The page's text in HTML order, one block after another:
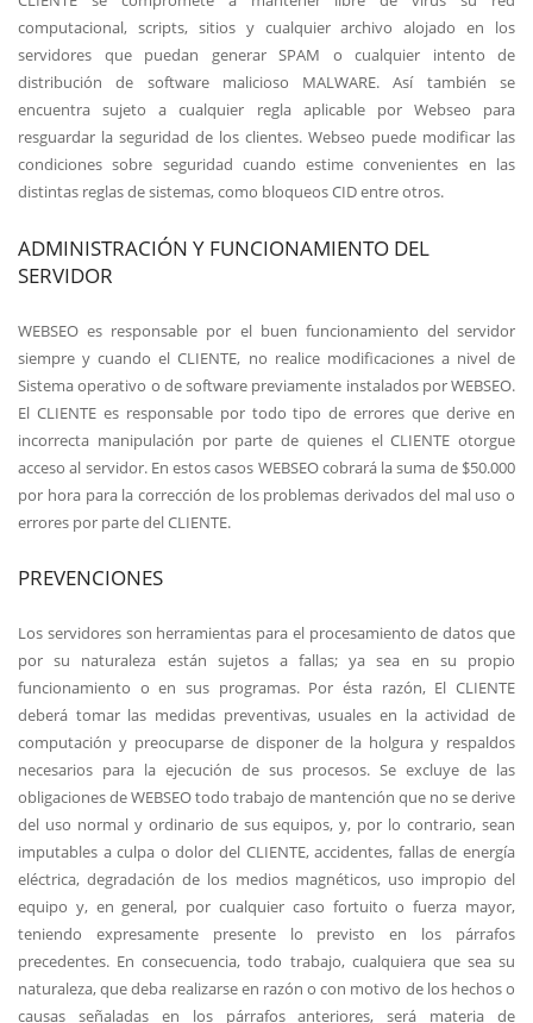
computacional, scripts, sitios y cualquier archivo alojado en los
servidores que puedan generar SPAM o cualquier intento de
distribución de software malicioso MALWARE. Así también se
encuentra sujeto a cualquier regla aplicable por Webseo para
resguardar la seguridad de los clientes. Webseo puede modificar las
condiciones sobre seguridad cuando estime convenientes en las
distintas reglas de sistemas, como bloqueos CID entre otros.
ADMINISTRACIÓN Y FUNCIONAMIENTO DEL
SERVIDOR
WEBSEO es responsable por el buen funcionamiento del servidor
siempre y cuando el CLIENTE, no realice modificaciones a nivel de
Sistema operativo o de software previamente instalados por WEBSEO.
El CLIENTE es responsable por todo tipo de errores que derive en
incorrecta manipulación por parte de quienes el CLIENTE otorgue
acceso al servidor. En estos casos WEBSEO cobrará la suma de $50.000
por hora para la corrección de los problemas derivados del mal uso o
errores por parte del CLIENTE.
PREVENCIONES
Los servidores son herramientas para el procesamiento de datos que
por su naturaleza están sujetos a fallas; ya sea en su propio
funcionamiento o en sus programas. Por ésta razón, El CLIENTE
deberá tomar las medidas preventivas, usuales en la actividad de
computación y preocuparse de disponer de la holgura y respaldos
necesarios para la ejecución de sus procesos. Se excluye de las
obligaciones de WEBSEO todo trabajo de mantención que no se derive
del uso normal y ordinario de sus equipos, y, por lo contrario, sean
imputables a culpa o dolor del CLIENTE, accidentes, fallas de energía
eléctrica, degradación de los medios magnéticos, uso impropio del
equipo y, en general, por cualquier caso fortuito o fuerza mayor,
teniendo expresamente presente lo previsto en los párrafos
precedentes. En consecuencia, todo trabajo, cualquiera que sea su
naturaleza, que deba realizarse en razón o con motivo de los hechos o
causas señaladas en los párrafos anteriores, será materia de